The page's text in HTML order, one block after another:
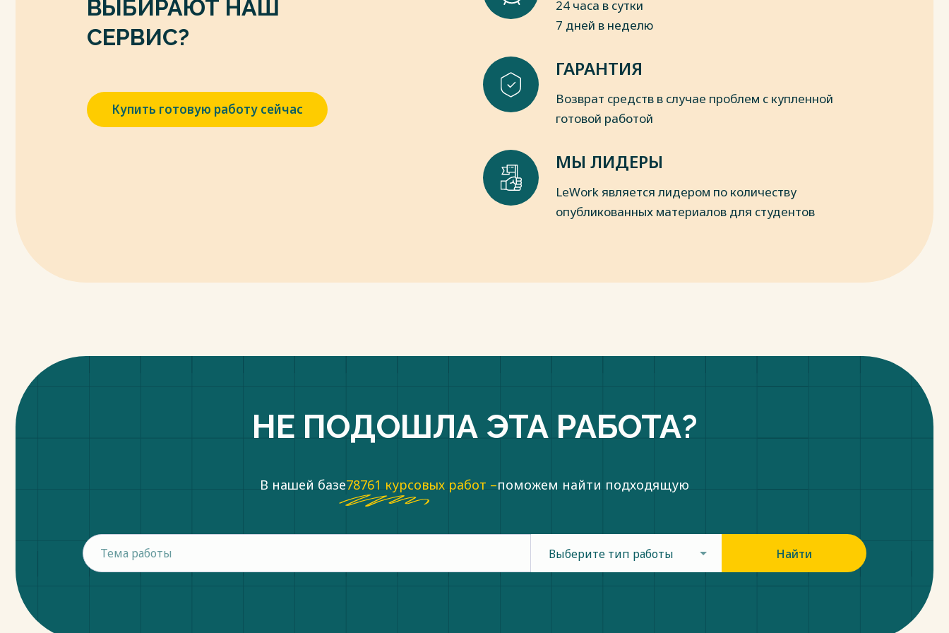
ВЫБИРАЮТ НАШ
СЕРВИС?
Купить готовую работу сейчас
24 часа в сутки
7 дней в неделю
ГАРАНТИЯ
Возврат средств в случае проблем с купленной
готовой работой
МЫ ЛИДЕРЫ
LeWork является лидером по количеству
опубликованных материалов для студентов
НЕ ПОДОШЛА ЭТА РАБОТА?
В нашей базе78761 курсовых работ –поможем найти подходящую
Выберите тип работы Найти